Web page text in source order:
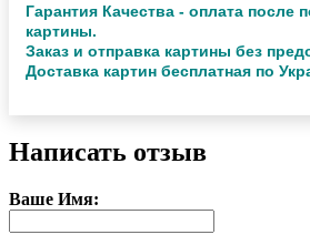
Гарантия Качества - оплата после
картины.
Заказ и отправка картины без
Доставка картин бесплатная по
Написать отзыв
Ваше Имя: